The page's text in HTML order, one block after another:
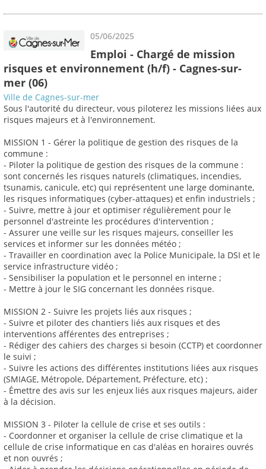
05/06/2025
Emploi - Chargé de mission
risques et environnement (h/f) - Cagnes-sur-
mer (06)
Ville de Cagnes-sur-mer
Sous l'autorité du directeur, vous piloterez les missions liées aux
risques majeurs et à l'environnement.
MISSION 1 - Gérer la politique de gestion des risques de la
commune :
- Piloter la politique de gestion des risques de la commune :
sont concernés les risques naturels (climatiques, incendies,
tsunamis, canicule, etc) qui représentent une large dominante,
les risques informatiques (cyber-attaques) et enfin industriels ;
- Suivre, mettre à jour et optimiser régulièrement pour le
personnel d'astreinte les procédures d'intervention ;
- Assurer une veille sur les risques majeurs, conseiller les
services et informer sur les données météo ;
- Travailler en coordination avec la Police Municipale, la DSI et le
service infrastructure vidéo ;
- Sensibiliser la population et le personnel en interne ;
- Mettre à jour le SIG concernant les données risque.
MISSION 2 - Suivre les projets liés aux risques ;
- Suivre et piloter des chantiers liés aux risques et des
interventions afférentes des entreprises ;
- Rédiger des cahiers des charges si besoin (CCTP) et coordonner
le suivi ;
- Suivre les actions des différentes institutions liées aux risques
(SMIAGE, Métropole, Département, Préfecture, etc) ;
- Émettre des avis sur les enjeux liés aux risques majeurs, aider
à la décision.
MISSION 3 - Piloter la cellule de crise et ses outils :
- Coordonner et organiser la cellule de crise climatique et la
cellule de crise informatique en cas d'aléas en horaires ouvrés
et non ouvrés ;